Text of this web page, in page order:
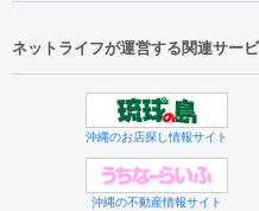
ネットライフが運営する関連サー
沖縄のお店探し情報サイト
沖縄の不動産情報サイト